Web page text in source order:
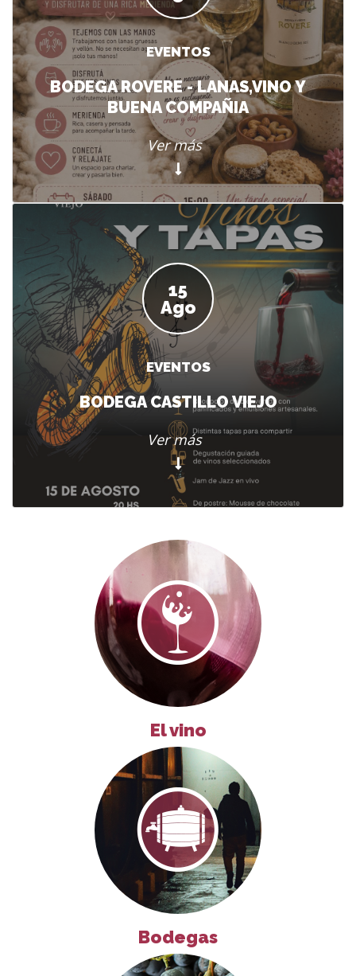
EVENTOS
BODEGA ROVERE - LANAS,VINO Y
BUENA COMPAÑIA
Ver más
15
Ago
EVENTOS
BODEGA CASTILLO VIEJO
Ver más
El vino
Bodegas